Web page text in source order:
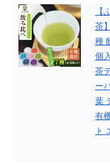
【
茶
種
個
茶
ー
葉
有
ト